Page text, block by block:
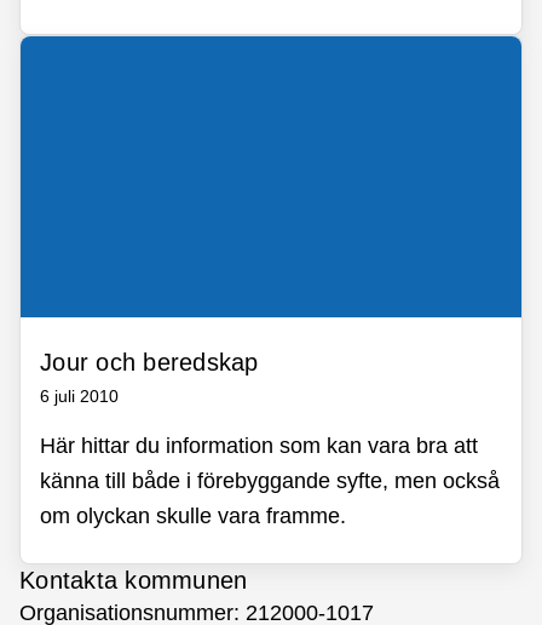
Jour och beredskap
6 juli 2010
Här hittar du information som kan vara bra att
känna till både i förebyggande syfte, men också
om olyckan skulle vara framme.
Kontakta kommunen
Organisationsnummer: 212000-1017